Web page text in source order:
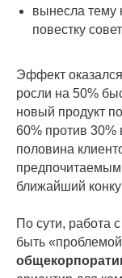
вынесла тему
повестку
Эффект
росли на 50%
новый продукт
60% против 30%
половина
предпочитаемым
ближайший
По сути, работа
быть